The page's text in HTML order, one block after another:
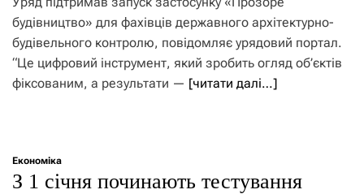
будівництво» для фахівців державного архітектурно-
будівельного контролю, повідомляє урядовий портал.
“Це цифровий інструмент, який зробить огляд об’єктів
фіксованим, а результати — [читати далі…]
Економіка
З 1 січня починають тестування